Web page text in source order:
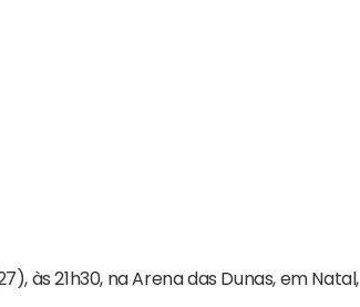
às 21h30, na Arena das Dunas, em Natal,